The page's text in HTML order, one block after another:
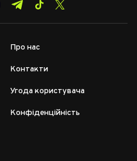
Про нас
Контакти
Угода користувача
Конфіденційність